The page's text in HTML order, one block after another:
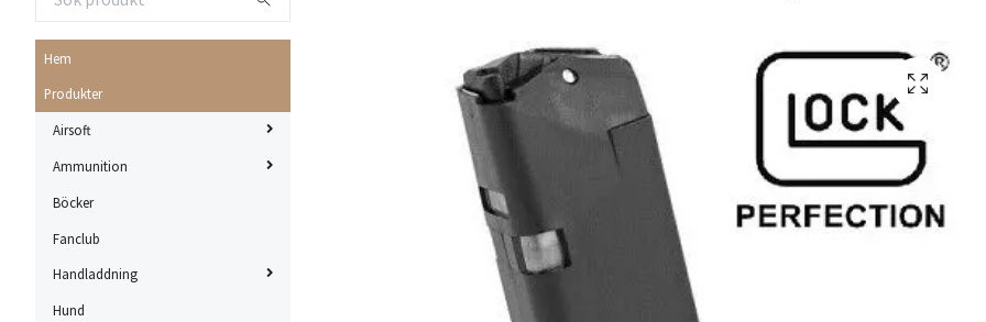
Hem
Produkter
Airsoft
Ammunition
Böcker
Fanclub
Handladdning
Hund